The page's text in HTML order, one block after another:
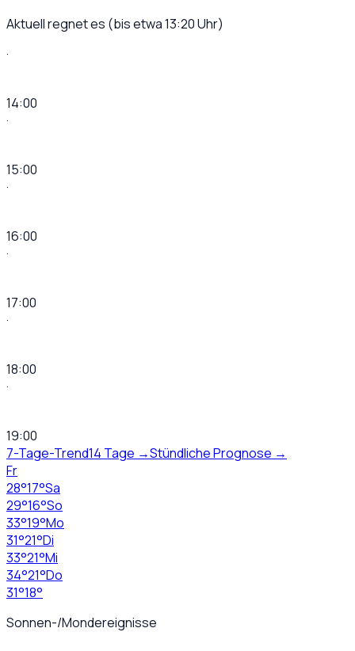
Aktuell regnet es (bis etwa 13:20 Uhr)
·
14:00
·
15:00
·
16:00
·
17:00
·
18:00
·
19:00
7-Tage-Trend14 Tage →Stündliche Prognose →
Fr
28°17°Sa
29°16°So
33°19°Mo
31°21°Di
33°21°Mi
34°21°Do
31°18°
Sonnen-/Mondereignisse